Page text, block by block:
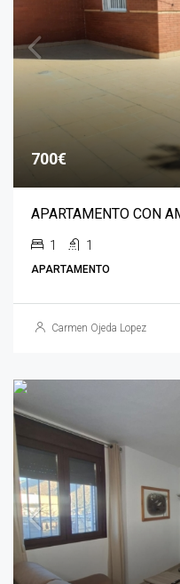
700€
1 1
APARTAMENTO
Carmen Ojeda Lopez